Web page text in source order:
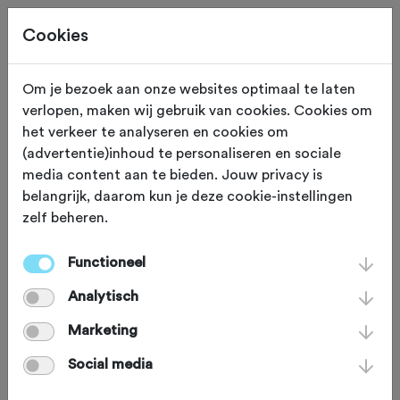
SOIGNEUR
Hotel Herberg &
Appartementen de
Smidse
Herberg de Smidse kent een rijke
geschiedenis en ontvangt al sinds jaren
reizigers die graag bleven slapen en 's
Cookies
Om je bezoek aan onze websites optimaal te laten
verlopen, maken wij gebruik van cookies. Cookies om
het verkeer te analyseren en cookies om
(advertentie)inhoud te personaliseren en sociale
media content aan te bieden. Jouw privacy is
belangrijk, daarom kun je deze cookie-instellingen
zelf beheren.
Functioneel
Analytisch
Marketing
Social media